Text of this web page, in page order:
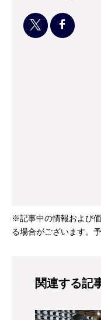
※記事中の情報および
る場合がございます。
関連する記